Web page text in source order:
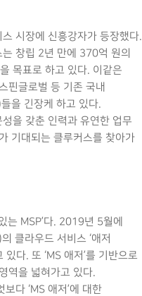
시장에 신흥강자가 등장했다.
창립 2년 만에 370억 원의
목표로 하고 있다. 이같은
핀글로벌 등 기존 국내
을 긴장케 하고 있다.
을 갖춘 인력과 유연한 업무
기대되는 클루커스를 찾아가
는 MSP’다. 2019년 5월에
클라우드 서비스 ‘애저
다. 또 ‘MS 애저’를 기반으로
역을 넓혀가고 있다.
다 ‘MS 애저’에 대한